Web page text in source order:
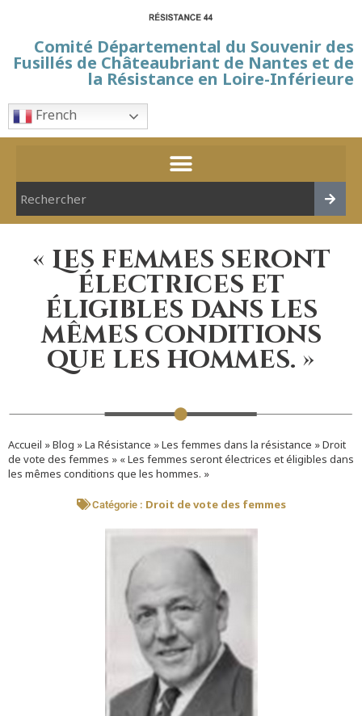
Comité Départemental du Souvenir des
Fusillés de Châteaubriant de Nantes et de
la Résistance en Loire-Inférieure
French
« Les femmes seront
électrices et
éligibles dans les
mêmes conditions
que les hommes. »
Accueil »Blog »La Résistance »Les femmes dans la résistance »Droit
de vote des femmes » « Les femmes seront électrices et éligibles dans
les mêmes conditions que les hommes. »
Catégorie : Droit de vote des femmes